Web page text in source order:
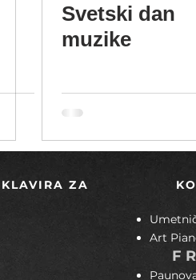
Svetski dan
muzike
ZA
Art